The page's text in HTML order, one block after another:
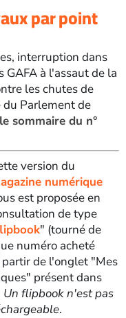
par point
interruption dans
GAFA à l'assaut de la
les chutes de
Parlement de
sommaire du n°
version du
numérique
est proposée en
de type
" (tourné de
numéro acheté
de l'onglet "Mes
présent dans
Un flipbook n'est pas
.